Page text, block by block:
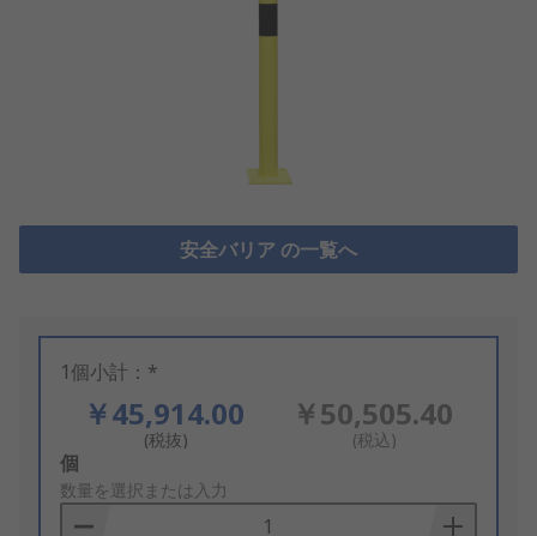
安全バリア の一覧へ
1個小計：*
￥45,914.00
(税抜)
￥50,505.40
(税込)
Add
to
Basket
個
数量を選択または入力